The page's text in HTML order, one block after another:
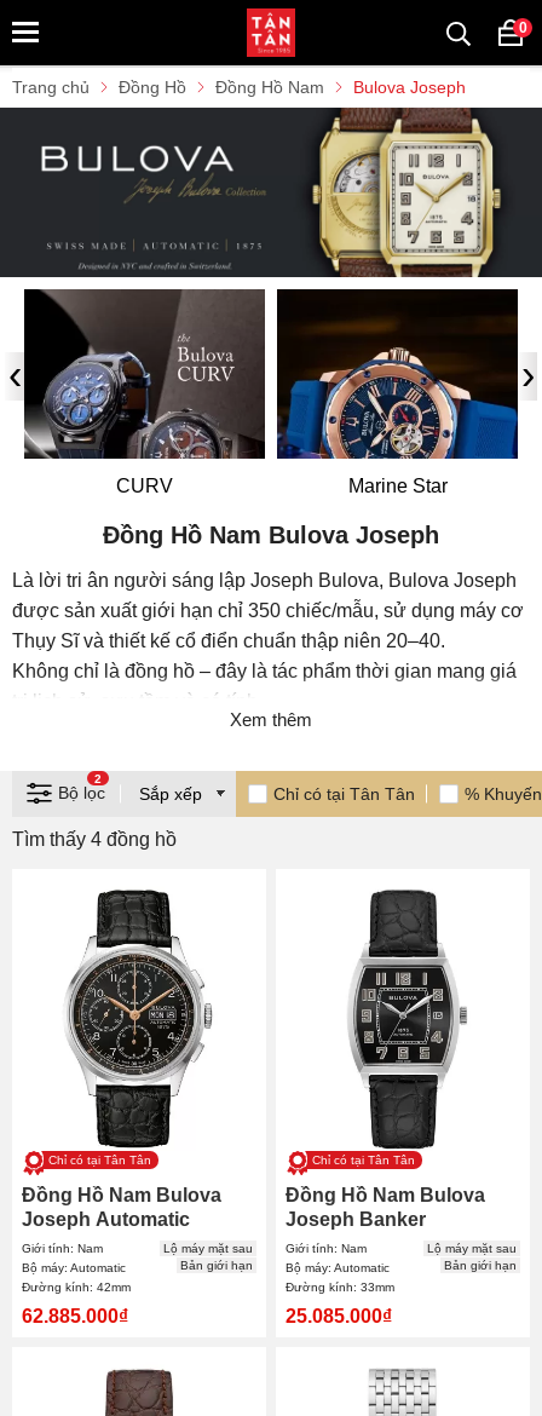
0
Trang chủ Đồng Hồ Đồng Hồ Nam Bulova Joseph
CURV Marine Star
‹ ›
Đồng Hồ Nam Bulova Joseph
Là lời tri ân người sáng lập Joseph Bulova, Bulova Joseph
được sản xuất giới hạn chỉ 350 chiếc/mẫu, sử dụng máy cơ
Thụy Sĩ và thiết kế cổ điển chuẩn thập niên 20–40.
Không chỉ là đồng hồ – đây là tác phẩm thời gian mang giá
trị lịch sử, sưu tầm và cá tính.
Tại Việt Nam, bộ sưu tập này đang được phân phối chính
với hơn 40 năm kinh nghiệm mang đến các sản phẩm đồng
hồ cao cấp cho khách hàng sành điệu và yêu nghệ thuật.
Xem thêm
Bộ lọc
2
Chỉ có tại Tân Tân %
Tìm thấy 4 đồng hồ
Chỉ có tại Tân Tân
Đồng Hồ Nam Bulova
Joseph Automatic
Chronograph 96C146
42mm
Giới tính: Nam
Bộ máy: Automatic
Đường kính: 42mm
Lộ máy mặt sau
Bản giới hạn
62.885.000₫
Chỉ có tại Tân Tân
Đồng Hồ Nam Bulova
Joseph Banker
Automatic 96B329 33mm
Giới tính: Nam
Bộ máy: Automatic
Đường kính: 33mm
Lộ máy mặt sau
Bản giới hạn
25.085.000₫